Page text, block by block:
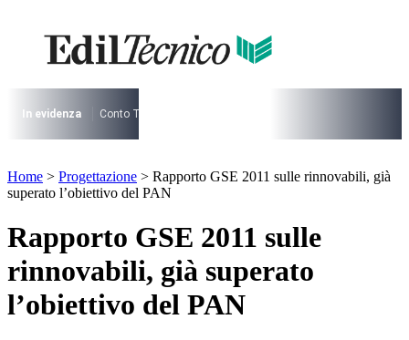
contenuto
I più cercati
Lorem ipsum dolor sit amet consectetur
Lorem ipsum dolor sit amet consectetur
In evidenza Conto Termico
I più cercati
Lorem ipsum dolor sit amet consectetur
Lorem ipsum dolor sit amet consectetur
Home > Progettazione > Rapporto GSE 2011 sulle rinnovabili, già
superato l’obiettivo del PAN
Rapporto GSE 2011 sulle
rinnovabili, già superato
l’obiettivo del PAN